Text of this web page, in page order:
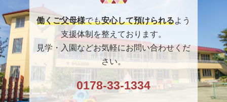
働くご父母様でも安心して預けられるよう
支援体制を整えております。
見学・入園などお気軽にお問い合わせくだ
さい。
0178-33-1334